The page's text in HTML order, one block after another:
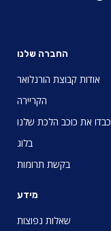
החברה שלנו
אודות קבוצת הורנלואר
הקריירה
כבדו את כוכב הלכת שלנו
בלוג
בקשת תרומות
מידע
שאלות נפוצות